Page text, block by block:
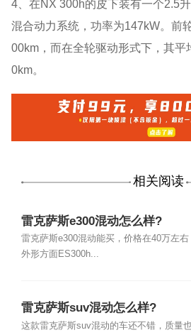
4、在NX 300h的皮下装有一个2.5
混合动力系统，功率为147kW。前
00km，而在全轮驱动形式下，其平
0km。
相关阅读
雷克萨斯e300混动怎么样?
雷克萨斯e300混动能买，价格在40万左右
外形方面ES300h...
雷克萨斯suv混动怎么样?
这款雷克萨斯suv混动的车还不错，质量